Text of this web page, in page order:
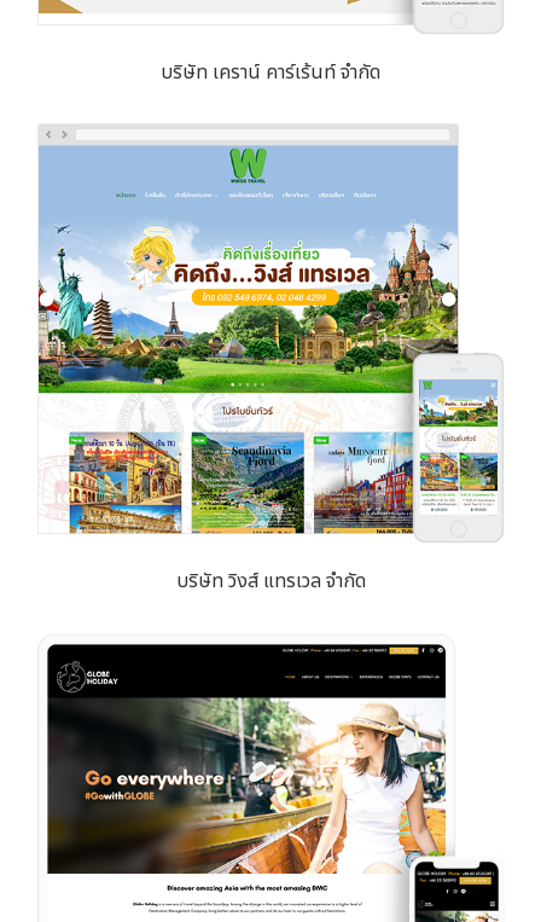
บริษัท เคราน์ คาร์เร้นท์ จำกัด
บริษัท วิงส์ แทรเวล จำกัด